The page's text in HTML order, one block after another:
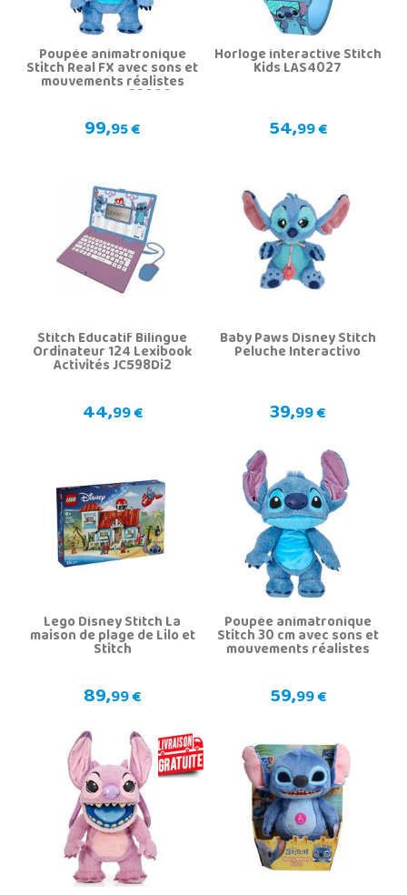
Poupée animatronique
Stitch Real FX avec sons et
mouvements réalistes
Famosa TTC29000
99,95 €
Horloge interactive Stitch
Kids LAS4027
54,99 €
Stitch Educatif Bilingue
Ordinateur 124 Lexibook
Activités JC598Di2
44,99 €
Baby Paws Disney Stitch
Peluche Interactivo
39,99 €
Lego Disney Stitch La
maison de plage de Lilo et
Stitch
89,99 €
Poupée animatronique
Stitch 30 cm avec sons et
mouvements réalistes
59,99 €